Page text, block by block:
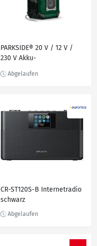
PARKSIDE® 20 V / 12 V /
230 V Akku-
Li B2«, ohne Akku und
CR-ST120S-B Internetradio
schwarz